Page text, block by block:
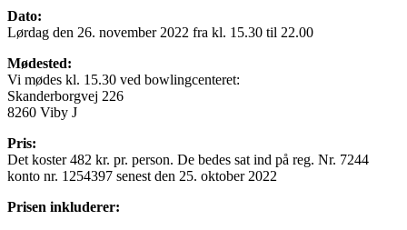
Dato:
Lørdag den 26. november 2022 fra kl. 15.30 til 22.00
Mødested:
Vi mødes kl. 15.30 ved bowlingcenteret:
Skanderborgvej 226
8260 Viby J
Pris:
Det koster 482 kr. pr. person. De bedes sat ind på reg. Nr. 7244
konto nr. 1254397 senest den 25. oktober 2022
Prisen inkluderer: